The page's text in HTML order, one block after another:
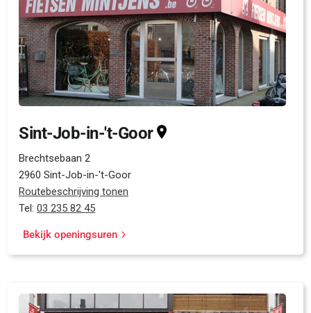
Sint-Job-in-'t-Goor
Brechtsebaan 2
2960 Sint-Job-in-'t-Goor
Routebeschrijving tonen
Tel:03 235 82 45
Bekijk openingsuren